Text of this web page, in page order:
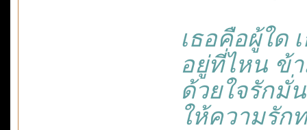
เธอคือผู้ใด เ
อยู่ที่ไหน ข้า
ด้วยใจรักมั่น
ให้ความรักท